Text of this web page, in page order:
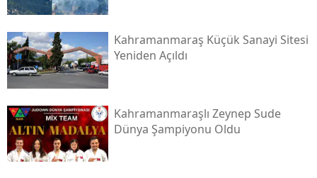
Kahramanmaraş Küçük Sanayi Sitesi
Yeniden Açıldı
Kahramanmaraşlı Zeynep Sude
Dünya Şampiyonu Oldu